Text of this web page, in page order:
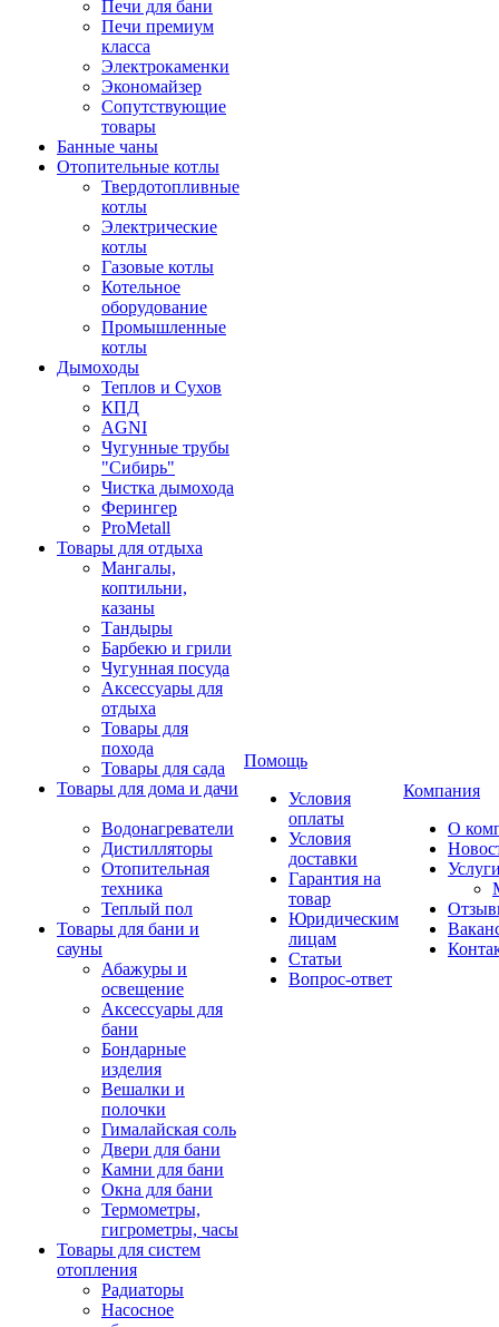
Печи для бани
Печи премиум
класса
Электрокаменки
Экономайзер
Сопутствующие
товары
Банные чаны
Отопительные котлы
Твердотопливные
котлы
Электрические
котлы
Газовые котлы
Котельное
оборудование
Промышленные
котлы
Дымоходы
Теплов и Сухов
КПД
AGNI
Чугунные трубы
"Сибирь"
Чистка дымохода
Ферингер
ProMetall
Товары для отдыха
Мангалы,
коптильни,
казаны
Тандыры
Барбекю и грили
Чугунная посуда
Аксессуары для
отдыха
Товары для
похода
Товары для сада
Товары для дома и дачи
Водонагреватели
Дистилляторы
Отопительная
техника
Теплый пол
Товары для бани и
сауны
Абажуры и
освещение
Аксессуары для
бани
Бондарные
изделия
Вешалки и
полочки
Гималайская соль
Двери для бани
Камни для бани
Окна для бани
Термометры,
гигрометры, часы
Товары для систем
отопления
Радиаторы
Насосное
Помощь
Условия
оплаты
Условия
доставки
Гарантия на
товар
Юридическим
лицам
Статьи
Вопрос-ответ
Компания
О